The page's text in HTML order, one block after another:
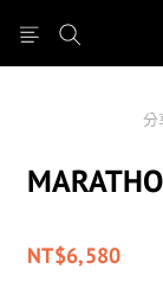
分
NT$6,580